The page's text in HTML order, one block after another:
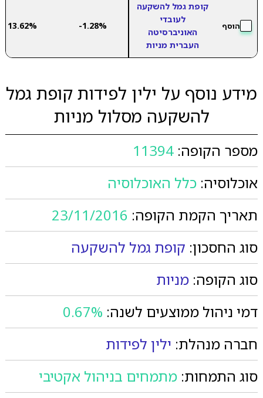
הוסף
קופת גמל להשקעה
לעובדי
האוניברסיטה
העברית מניות
-1.28%
13.62%
מידע נוסף על ילין לפידות קופת גמל
להשקעה מסלול מניות
מספר הקופה: 11394
אוכלוסיה: כלל האוכלוסיה
תאריך הקמת הקופה: 23/11/2016
סוג החסכון: קופת גמל להשקעה
סוג הקופה: מניות
דמי ניהול ממוצעים לשנה: 0.67%
חברה מנהלת: ילין לפידות
סוג התמחות: מתמחים בניהול אקטיבי